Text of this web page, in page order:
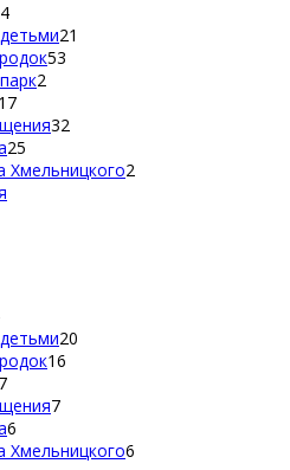
21
53
2
17
32
25
Хмельницкого2
20
16
7
7
6
Хмельницкого6